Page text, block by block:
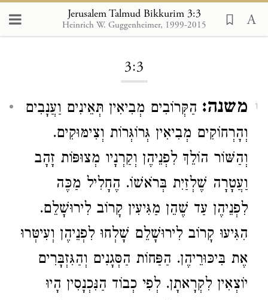
Jerusalem Talmud Bikkurim 3:3
Heinrich W. Guggenheimer, 1999-2015
Loading...
3:3
1 משנה: הַקְּרוֹבִים מְבִיאִין תְּאֵינִים וַעֲנָבִים
וְהָרְחוֹקִים מְבִיאִין גְּרוֹגְּרוֹת וְצִימּוּקִים.
וְהַשּׁוֹר הוֹלֵךְ לִפְנֵיהֶן וְקַרְנָיו מְצוּפּוֹת זָהָב
וַעֲטָרָה שֶׁלְזַיִת בְּרֹאשׁוֹ. הֶחָלִיל מַכֶּה
לִפְנֵיהֶן עַד שֶׁהֵן מַגִּיעִין קָרוֹב לִירוּשָׁלֵם.
הִגִּיעוּ קָרוֹב לִירוּשָׁלֵם שָׁלְחוּ לִפְנֵיהֶן וְעִיטְּרוּ
אֶת בִּיכּוּרֵיהֶן. הַפַּחוֹת הַסְּגָנִים וְהַגִּזְבָּרִים
יוֹצְאִין לִקְרָאתָן. לְפִי כְבוֹד הַנִּכְנָסִין הָיוּ